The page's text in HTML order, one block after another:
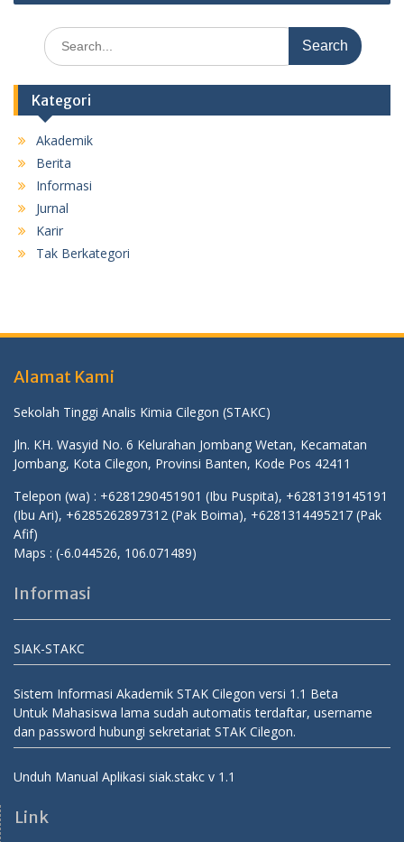
Search
for:
Kategori
Akademik
Berita
Informasi
Jurnal
Karir
Tak Berkategori
Alamat Kami
Sekolah Tinggi Analis Kimia Cilegon (STAKC)
Jln. KH. Wasyid No. 6 Kelurahan Jombang Wetan, Kecamatan
Jombang, Kota Cilegon, Provinsi Banten, Kode Pos 42411
Telepon (wa) : +6281290451901 (Ibu Puspita), +6281319145191
(Ibu Ari), +6285262897312 (Pak Boima), +6281314495217 (Pak
Afif)
Maps : (-6.044526, 106.071489)
Informasi
SIAK-STAKC
Sistem Informasi Akademik STAK Cilegon versi 1.1 Beta
Untuk Mahasiswa lama sudah automatis terdaftar, username
dan password hubungi sekretariat STAK Cilegon.
Unduh Manual Aplikasi siak.stakc v 1.1
Link